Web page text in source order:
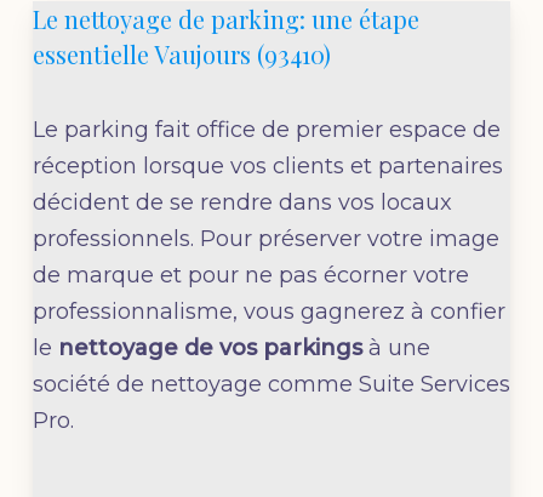
Le nettoyage de parking: une étape
essentielle Vaujours (93410)
Le parking fait office de premier espace de
réception lorsque vos clients et partenaires
décident de se rendre dans vos locaux
professionnels. Pour préserver votre image
de marque et pour ne pas écorner votre
professionnalisme, vous gagnerez à confier
le nettoyage de vos parkingsà une
société de nettoyage comme Suite Services
Pro.